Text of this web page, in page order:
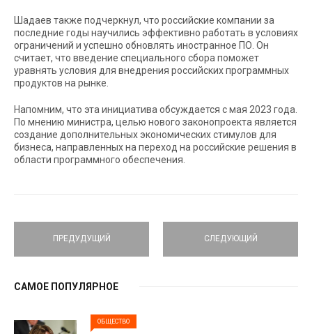
Шадаев также подчеркнул, что российские компании за
последние годы научились эффективно работать в условиях
ограничений и успешно обновлять иностранное ПО. Он
считает, что введение специального сбора поможет
уравнять условия для внедрения российских программных
продуктов на рынке.
Напомним, что эта инициатива обсуждается с мая 2023 года.
По мнению министра, целью нового законопроекта является
создание дополнительных экономических стимулов для
бизнеса, направленных на переход на российские решения в
области программного обеспечения.
ПРЕДУДУЩИЙ СЛЕДУЮЩИЙ
САМОЕ ПОПУЛЯРНОЕ
ОБЩЕСТВО